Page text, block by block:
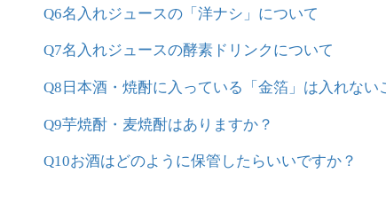
Q6名入れジュースの「洋ナシ」について
Q7名入れジュースの酵素ドリンクについて
Q8日本酒・焼酎に入っている「金箔」は入れない
Q9芋焼酎・麦焼酎はありますか？
Q10お酒はどのように保管したらいいですか？